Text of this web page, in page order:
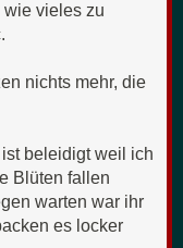
wie vieles zu
nichts mehr, die
beleidigt weil ich
Blüten fallen
warten war ihr
es locker